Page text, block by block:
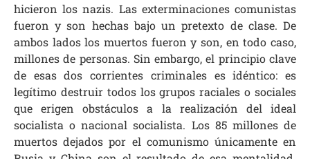
hicieron los nazis. Las exterminaciones comunistas
fueron y son hechas bajo un pretexto de clase. De
ambos lados los muertos fueron y son, en todo caso,
millones de personas. Sin embargo, el principio clave
de esas dos corrientes criminales es idéntico: es
legítimo destruir todos los grupos raciales o sociales
que erigen obstáculos a la realización del ideal
socialista o nacional socialista. Los 85 millones de
muertos dejados por el comunismo únicamente en